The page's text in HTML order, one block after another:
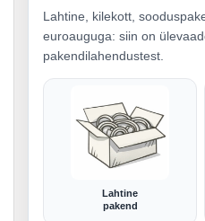
Lahtine, kilekott,
euroauguga: siin on
pakendilahendustest.
Lahtine
pakend